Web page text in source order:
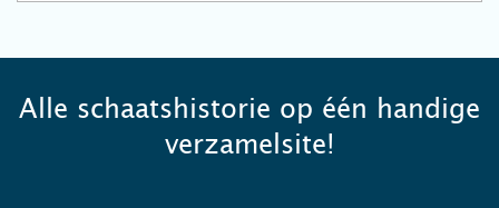
Alle schaatshistorie op één handige
verzamelsite!